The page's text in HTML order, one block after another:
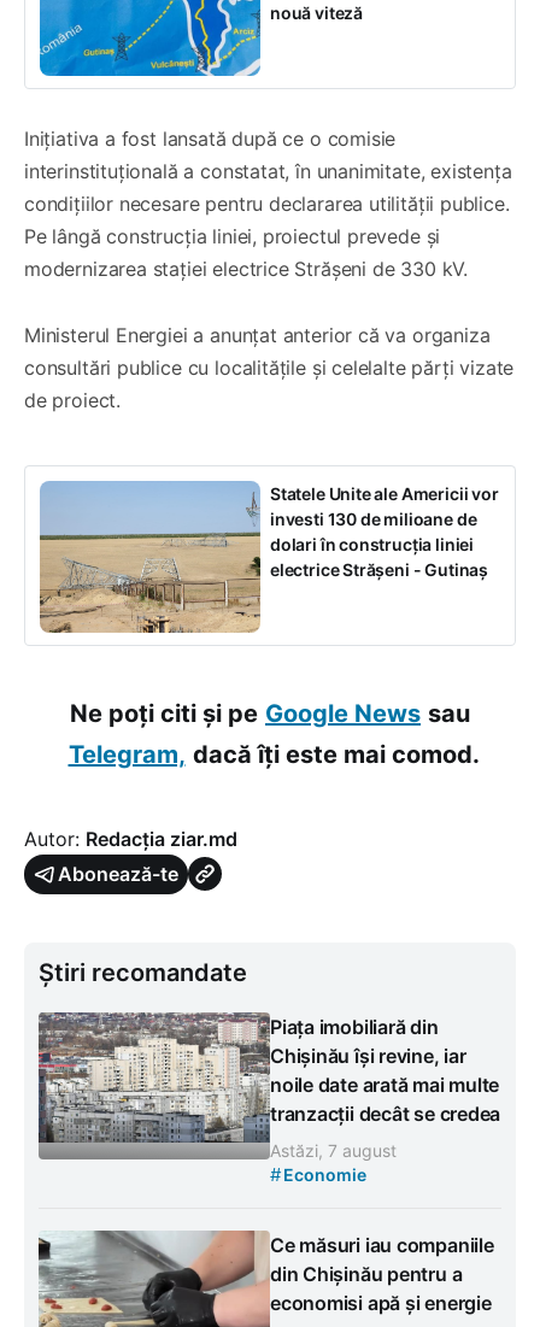
nouă viteză
Inițiativa a fost lansată după ce o comisie
interinstituțională a constatat, în unanimitate, existența
condițiilor necesare pentru declararea utilității publice.
Pe lângă construcția liniei, proiectul prevede și
modernizarea stației electrice Strășeni de 330 kV.
Ministerul Energiei a anunțat anterior că va organiza
consultări publice cu localitățile și celelalte părți vizate
de proiect.
Statele Unite ale Americii vor
investi 130 de milioane de
dolari în construcția liniei
electrice Strășeni - Gutinaș
Ne poți citi și pe Google News sau
Telegram, dacă îți este mai comod.
Autor: Redacția ziar.md
Abonează-te
Știri recomandate
Piața imobiliară din
Chișinău își revine, iar
noile date arată mai multe
tranzacții decât se credea
Astăzi, 7 august
#Economie
Ce măsuri iau companiile
din Chișinău pentru a
economisi apă și energie